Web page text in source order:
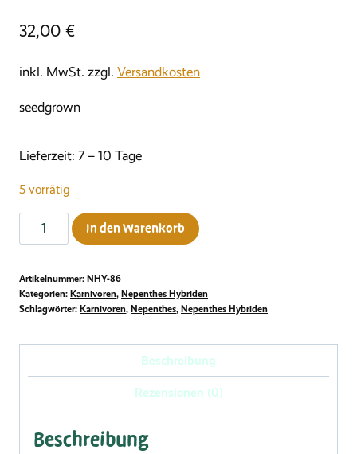
32,00 €
inkl. MwSt. zzgl. Versandkosten
seedgrown
Lieferzeit: 7 – 10 Tage
5 vorrätig
Nepenthes
veitchii
x
eymae,
cm
In den Warenkorb
Artikelnummer: NHY-86
Kategorien: Karnivoren, Nepenthes Hybriden
Schlagwörter: Karnivoren, Nepenthes, Nepenthes Hybriden
Beschreibung
Rezensionen (0)
Beschreibung